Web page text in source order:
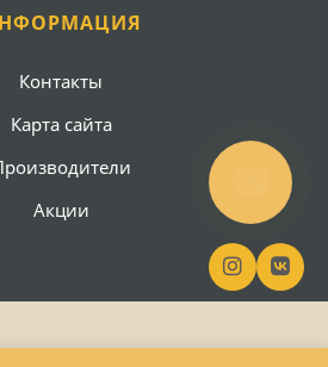
Контакты
Карта сайта
Акции